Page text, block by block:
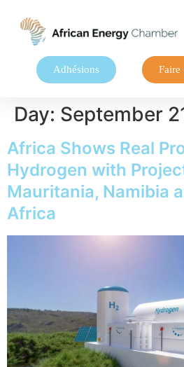
Adhésions Faire
Day: September
Africa Shows Real
Hydrogen with
Mauritania, Namibia
Africa